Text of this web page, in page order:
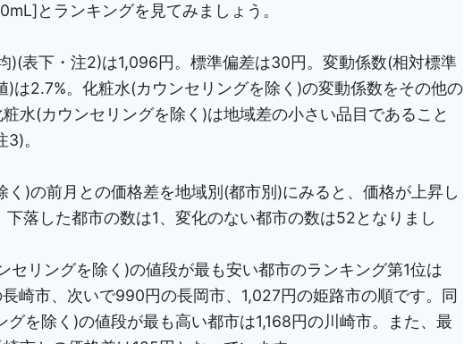
とランキングを見てみましょう。
)(表下・注2)は1,096円。標準偏差は30円。変動係数(相対標準
は2.7%。化粧水(カウンセリングを除く)の変動係数をその他の
水(カウンセリングを除く)は地域差の小さい品目であること
。
く)の前月との価格差を地域別(都市別)にみると、価格が上昇し
落した都市の数は1、変化のない都市の数は52となりまし
セリングを除く)の値段が最も安い都市のランキング第1位は
崎市、次いで990円の長岡市、1,027円の姫路市の順です。同
を除く)の値段が最も高い都市は1,168円の川崎市。また、最